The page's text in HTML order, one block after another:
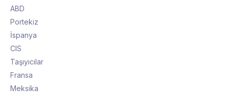
ABD
Portekiz
İspanya
CIS
Taşıyıcılar
Fransa
Meksika